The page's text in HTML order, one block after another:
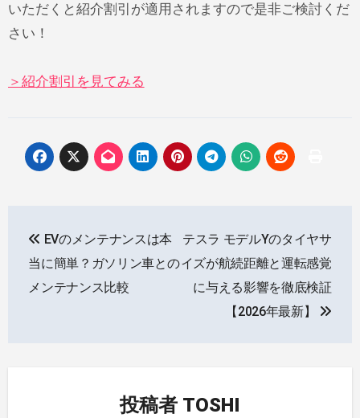
いただくと紹介割引が適用されますので是非ご検討くだ
さい！
＞紹介割引を見てみる
稿
ナ
EVのメンテナンスは本
当に簡単？ガソリン車との
メンテナンス比較
テスラ モデルYのタイヤサ
イズが航続距離と運転感覚
に与える影響を徹底検証
【2026年最新】
投稿者 TOSHI